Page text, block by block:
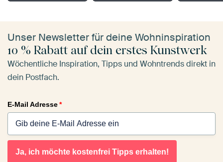
Unser Newsletter für deine Wohninspiration
10 % Rabatt auf dein erstes Kunstwerk
Wöchentliche Inspiration, Tipps und Wohntrends direkt in
dein Postfach.
E-Mail Adresse*
Ja, ich möchte kostenfrei Tipps erhalten!